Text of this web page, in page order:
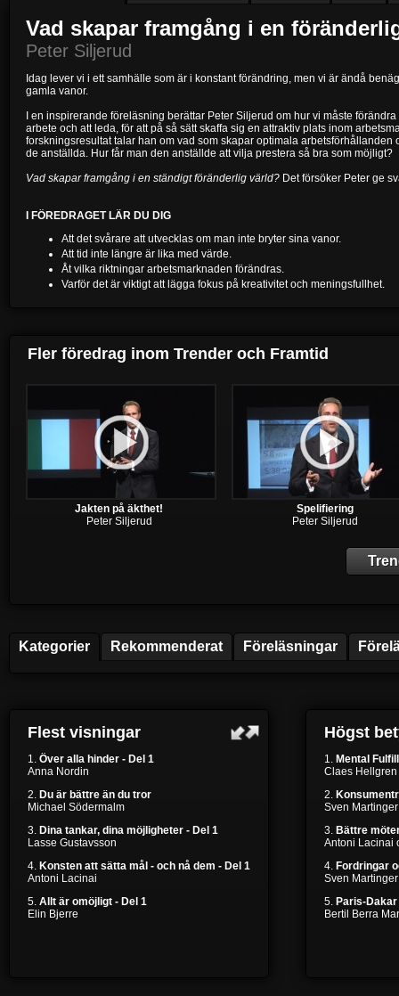
Vad skapar framgång i en
Peter Siljerud
Idag lever vi i ett samhälle som är i konstant förändring, men vi är ändå
gamla vanor.
I en inspirerande föreläsning berättar Peter Siljerud om hur vi måste
arbete och att leda, för att på så sätt skaffa sig en attraktiv plats inom
forskningsresultat talar han om vad som skapar optimala arbetsförhållanden
de anställda. Hur får man den anställde att vilja prestera så bra som möjligt?
Vad skapar framgång i en ständigt föränderlig värld? Det försöker Peter ge
I FÖREDRAGET LÄR DU DIG
Att det svårare att utvecklas om man inte bryter sina vanor.
Att tid inte längre är lika med värde.
Åt vilka riktningar arbetsmarknaden förändras.
Varför det är viktigt att lägga fokus på kreativitet och meningsfullhet.
Fler föredrag inom Trender och Framtid
Jakten på äkthet!
Peter Siljerud
Spelifiering
Peter Siljerud
Kategorier Rekommenderat Föreläsningar
Flest visningar
1. Över alla hinder - Del 1
Anna Nordin
2. Du är bättre än du tror
Michael Södermalm
3. Dina tankar, dina möjligheter - Del 1
Lasse Gustavsson
4. Konsten att sätta mål - och nå dem - Del 1
Antoni Lacinai
5. Allt är omöjligt - Del 1
Elin Bjerre
Högst
1. Mental
Claes Hellgren
2.
Sven Martinger
3. Bättre
Antoni Lacinai
4. Fordringar
Sven Martinger
5. Paris-Dakar
Bertil Berra